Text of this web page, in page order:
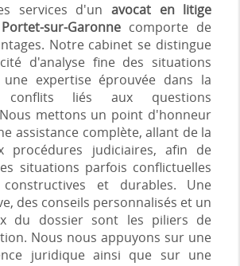
services d'un avocat en litige
sur-Garonnecomporte de
Notre cabinet se distingue
d'analyse fine des situations
expertise éprouvée dans la
liés aux questions
mettons un point d'honneur
assistance complète, allant de la
procédures judiciaires, afin de
situations parfois conflictuelles
et durables. Une
des conseils personnalisés et un
du dossier sont les piliers de
Nous nous appuyons sur une
juridique ainsi que sur une